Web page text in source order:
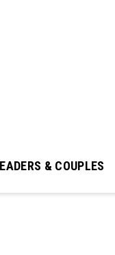
& COUPLES